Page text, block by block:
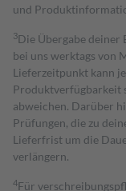
und
3Die Übergabe deiner
bei uns werktags von
Lieferzeitpunkt kann
Produktverfügbarkeit
abweichen. Darüber
Prüfungen, die zu
Lieferfrist um die
verlängern.
4Für